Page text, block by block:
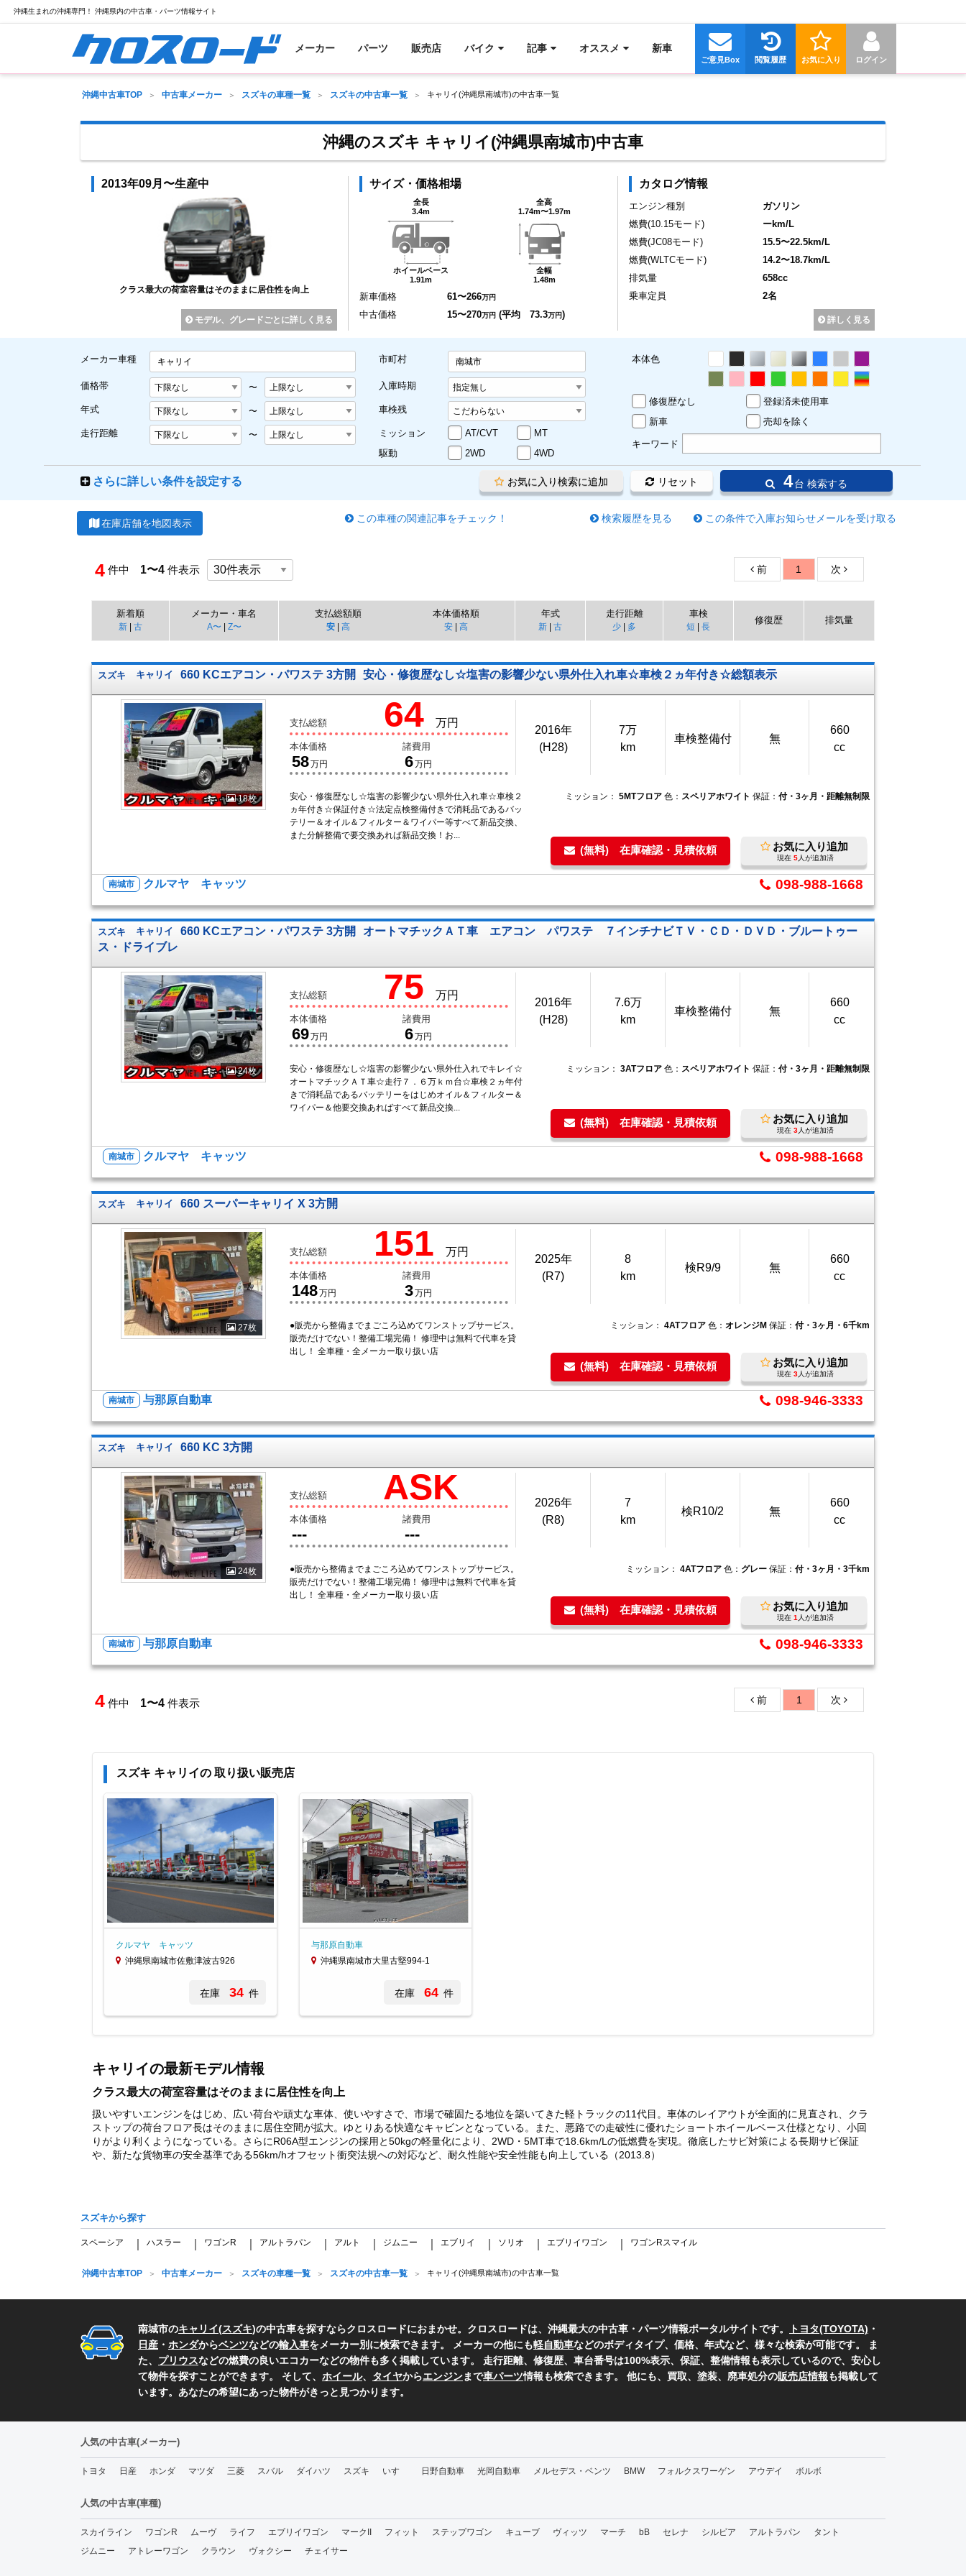
沖縄生まれの沖縄専門！ 沖縄県内の中古車・パーツ情報サイト
メーカー パーツ 販売店 バイク 記事 オススメ 新車
ログイン
お気に入り
閲覧履歴
ご意見Box
沖縄中古車TOP 中古車メーカー スズキの車種一覧 スズキの中古車一覧 キャリイ(沖縄県南城市)の中古車一覧
沖縄のスズキ キャリイ(沖縄県南城市)中古車
2013年09月〜生産中
クラス最大の荷室容量はそのままに居住性を向上
モデル、グレードごとに詳しく見る
サイズ・価格相場
全長
3.4m
ホイールベース
1.91m
全高
1.74m〜1.97m
全幅
1.48m
新車価格 61〜266万円
中古価格 15〜270万円 (平均 73.3万円)
カタログ情報
エンジン種別
ガソリン
燃費(10.15モード)
ーkm/L
燃費(JC08モード)
15.5〜22.5km/L
燃費(WLTCモード)
14.2〜18.7km/L
排気量
658cc
乗車定員
2名
詳しく見る
メーカー車種 キャリイ
価格帯 〜
年式 〜
走行距離 〜
市町村 南城市
入庫時期
車検残
ミッション AT/CVT
MT
駆動
2WD 4WD
本体色
修復歴なし
登録済未使用車
新車
売却を除く
キーワード
さらに詳しい条件を設定する 4台 検索する
リセット
お気に入り検索に追加
在庫店舗を地図表示 この条件で入庫お知らせメールを受け取る
検索履歴を見る
この車種の関連記事をチェック！
4 件中 1〜4 件表示 前 1 次
新着順
新 | 古
メーカー・車名
A〜| Z〜
支払総額順
安| 高
本体価格順
安| 高
年式
新 | 古
走行距離
少 | 多
車検
短 | 長
修復歴 排気量
スズキ キャリイ 660 KCエアコン・パワステ 3方開 安心・修復歴なし☆塩害の影響少ない県外仕入れ車☆車検２ヵ年付き☆総額表示
18枚
支払総額 64 万円
本体価格
58万円
諸費用
6万円
2016年
(H28)
7万
km
車検整備付 無
660
cc
安心・修復歴なし☆塩害の影響少ない県外仕入れ車☆車検２
ヵ年付き☆保証付き☆法定点検整備付きで消耗品であるバッ
テリー＆オイル＆フィルター＆ワイパー等すべて新品交換、
また分解整備で要交換あれば新品交換！お...
ミッション： 5MTフロア 色： スペリアホワイト 保証： 付・3ヶ月・距離無制限
(無料) 在庫確認・見積依頼 お気に入り追加
現在 5人が追加済
南城市 クルマヤ キャッツ 098-988-1668
スズキ キャリイ 660 KCエアコン・パワステ 3方開
オートマチックＡＴ車 エアコン パワステ ７インチナビＴＶ・ＣＤ・ＤＶＤ・ブルートゥー
ス・ドライブレ
24枚
支払総額 75 万円
本体価格
69万円
諸費用
6万円
2016年
(H28)
7.6万
km
車検整備付 無
660
cc
安心・修復歴なし☆塩害の影響少ない県外仕入れでキレイ☆
オートマチックＡＴ車☆走行７．６万ｋｍ台☆車検２ヵ年付
きで消耗品であるバッテリーをはじめオイル＆フィルター＆
ワイパー＆他要交換あればすべて新品交換...
ミッション： 3ATフロア 色： スペリアホワイト 保証： 付・3ヶ月・距離無制限
(無料) 在庫確認・見積依頼 お気に入り追加
現在 3人が追加済
南城市 クルマヤ キャッツ 098-988-1668
スズキ キャリイ 660 スーパーキャリイ X 3方開
27枚
支払総額 151 万円
本体価格
148万円
諸費用
3万円
2025年
(R7)
8
km
検R9/9 無
660
cc
●販売から整備までまごころ込めてワンストップサービス。
販売だけでない！整備工場完備！ 修理中は無料で代車を貸
出し！ 全車種・全メーカー取り扱い店
ミッション： 4ATフロア 色： オレンジM 保証： 付・3ヶ月・6千km
(無料) 在庫確認・見積依頼 お気に入り追加
現在 3人が追加済
南城市 与那原自動車 098-946-3333
スズキ キャリイ 660 KC 3方開
24枚
支払総額 ASK
本体価格
---
諸費用
---
2026年
(R8)
7
km
検R10/2 無
660
cc
●販売から整備までまごころ込めてワンストップサービス。
販売だけでない！整備工場完備！ 修理中は無料で代車を貸
出し！ 全車種・全メーカー取り扱い店
ミッション： 4ATフロア 色： グレー 保証： 付・3ヶ月・3千km
(無料) 在庫確認・見積依頼 お気に入り追加
現在 1 人が追加済
南城市 与那原自動車 098-946-3333
4 件中 1〜4 件表示 前 1 次
スズキ キャリイの 取り扱い販売店
クルマヤ キャッツ
沖縄県南城市佐敷津波古926
在庫 34 件
与那原自動車
沖縄県南城市大里古堅994-1
在庫 64 件
2
キャリイの最新モデル情報
クラス最大の荷室容量はそのままに居住性を向上
扱いやすいエンジンをはじめ、広い荷台や頑丈な車体、使いやすさで、市場で確固たる地位を築いてきた軽トラックの11代目。車体のレイアウトが全面的に見直され、クラ
ストップの荷台フロア長はそのままに居住空間が拡大。ゆとりある快適なキャビンとなっている。また、悪路での走破性に優れたショートホイールベース仕様となり、小回
りがより利くようになっている。さらにR06A型エンジンの採用と50kgの軽量化により、2WD・5MT車で18.6km/Lの低燃費を実現。徹底したサビ対策による長期サビ保証
や、新たな貨物車の安全基準である56km/hオフセット衝突法規への対応など、耐久性能や安全性能も向上している（2013.8）
スズキから探す
スペーシア ハスラー ワゴンR アルトラパン アルト ジムニー エブリイ ソリオ エブリイワゴン ワゴンRスマイル
沖縄中古車TOP 中古車メーカー スズキの車種一覧 スズキの中古車一覧 キャリイ(沖縄県南城市)の中古車一覧
南城市のキャリイ(スズキ)の中古車を探すならクロスロードにおまかせ。クロスロードは、沖縄最大の中古車・パーツ情報ポータルサイトです。 トヨタ(TOYOTA) ・
日産 ・ ホンダからベンツなどの輸入車をメーカー別に検索できます。 メーカーの他にも軽自動車などのボディタイプ、価格、年式など、様々な検索が可能です。 ま
た、 プリウスなどの燃費の良いエコカーなどの物件も多く掲載しています。 走行距離、修復歴、車台番号は100%表示、保証、整備情報も表示しているので、安心し
て物件を探すことができます。 そして、 ホイール、 タイヤからエンジンまで車パーツ情報も検索できます。 他にも、買取、塗装、廃車処分の販売店情報も掲載して
います。あなたの希望にあった物件がきっと見つかります。
人気の中古車(メーカー)
トヨタ 日産 ホンダ マツダ 三菱 スバル ダイハツ スズキ いすゞ 日野自動車 光岡自動車 メルセデス・ベンツ BMW フォルクスワーゲン アウデイ ボルボ
人気の中古車(車種)
スカイライン ワゴンR ムーヴ ライフ エブリイワゴン マークII フィット ステップワゴン キューブ ヴィッツ マーチ bB セレナ シルビア アルトラパン
タント
ジムニー
アトレーワゴン クラウン ヴォクシー チェイサー